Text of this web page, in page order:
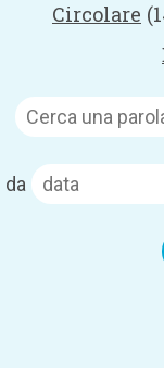
Circolare
da